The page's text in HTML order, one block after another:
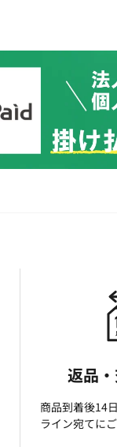
返品
商品到着後14
ライン宛てに